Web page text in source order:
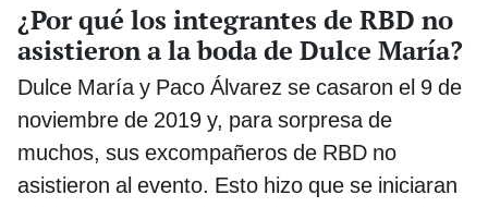
¿Por qué los integrantes de RBD no
asistieron a la boda de Dulce María?
Dulce María y Paco Álvarez se casaron el 9 de
noviembre de 2019 y, para sorpresa de
muchos, sus excompañeros de RBD no
asistieron al evento. Esto hizo que se iniciaran